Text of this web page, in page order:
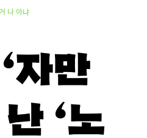
나 아냐
자만
‘노